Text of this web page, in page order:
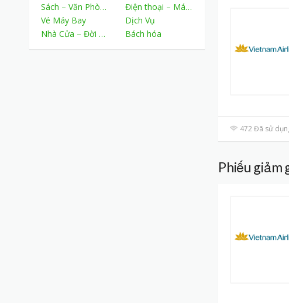
472 Đã sử
Phiếu giảm
Sách – Văn Phòng Phẩm
Điện thoại – Máy tính bảng
Vé Máy Bay
Dịch Vụ
Nhà Cửa – Đời Sống
Bách hóa